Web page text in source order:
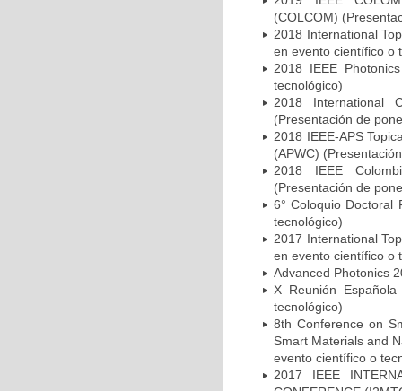
(COLCOM)
2018 International
en evento científico o
2018 IEEE
tecnológico)
2018 International
(Presentación de
2018 IEEE-APS
(APWC)
2018 IEEE
(Presentación de
6° Coloquio Doctoral
tecnológico)
2017 International
en evento científico o
Advanced Photonics
X Reunión
tecnológico)
8th Conference on
Smart Materials and
evento científico o
2017 IEEE